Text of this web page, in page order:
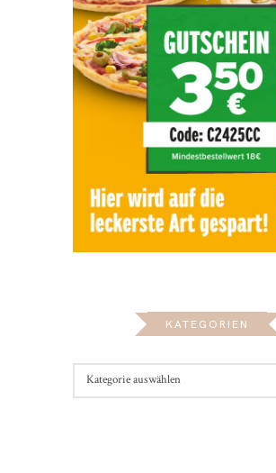
KATEGORIEN